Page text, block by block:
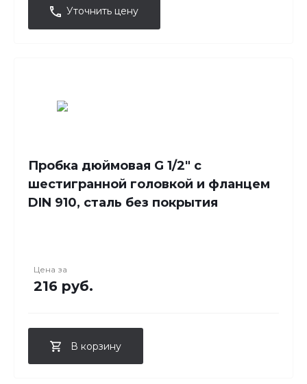
Уточнить цену
Пробка дюймовая G 1/2" с
шестигранной головкой и фланцем
DIN 910, сталь без покрытия
Цена за
216 руб.
В корзину